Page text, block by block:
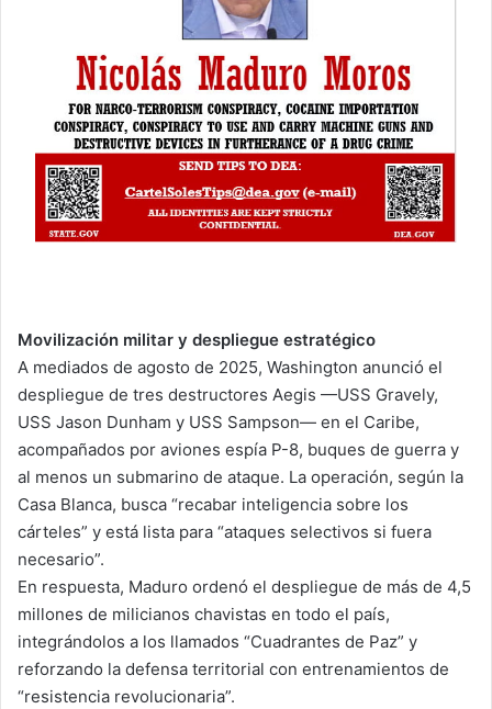
Movilización militar y despliegue estratégico
A mediados de agosto de 2025, Washington anunció el
despliegue de tres destructores Aegis —USS Gravely,
USS Jason Dunham y USS Sampson— en el Caribe,
acompañados por aviones espía P-8, buques de guerra y
al menos un submarino de ataque. La operación, según la
Casa Blanca, busca “recabar inteligencia sobre los
cárteles” y está lista para “ataques selectivos si fuera
necesario”.
En respuesta, Maduro ordenó el despliegue de más de 4,5
millones de milicianos chavistas en todo el país,
integrándolos a los llamados “Cuadrantes de Paz” y
reforzando la defensa territorial con entrenamientos de
“resistencia revolucionaria”.